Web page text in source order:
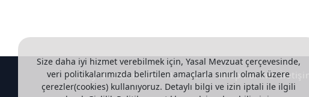
Size daha iyi hizmet verebilmek için, Yasal Mevzuat çerçevesinde,
veri politikalarımızda belirtilen amaçlarla sınırlı olmak üzere
çerezler(cookies) kullanıyoruz. Detaylı bilgi ve izin iptali ile ilgili
Anasayfa Tasarımlar Hizmetler Talep Formu İletişim